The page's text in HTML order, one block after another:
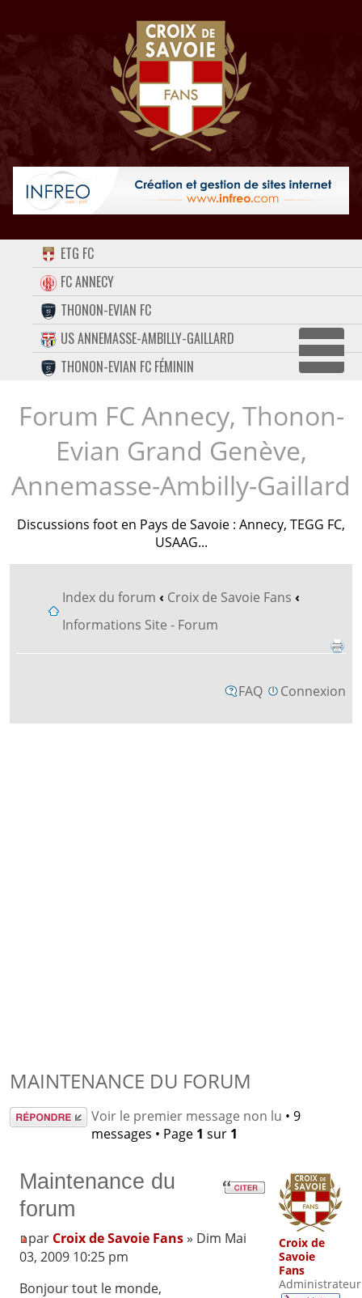
ACCUEIL
FORUM
CONTACT
FACEBOOK
TWITTER
INSTAGRAM
ETG FC
FC ANNECY
THONON-EVIAN FC
US ANNEMASSE-AMBILLY-GAILLARD
THONON-EVIAN FC FÉMININ
Forum FC Annecy, Thonon-
Evian Grand Genève,
Annemasse-Ambilly-Gaillard
Discussions foot en Pays de Savoie : Annecy, TEGG FC,
USAAG...
Index du forum ‹ Croix de Savoie Fans ‹
Informations Site - Forum
FAQ Connexion
MAINTENANCE DU FORUM
Répondre Voir le premier message non lu • 9
messages • Page 1 sur 1
Maintenance du
forum
par Croix de Savoie Fans» Dim Mai
03, 2009 10:25 pm
Bonjour tout le monde,
Croix de
Savoie
Fans
Administrateur